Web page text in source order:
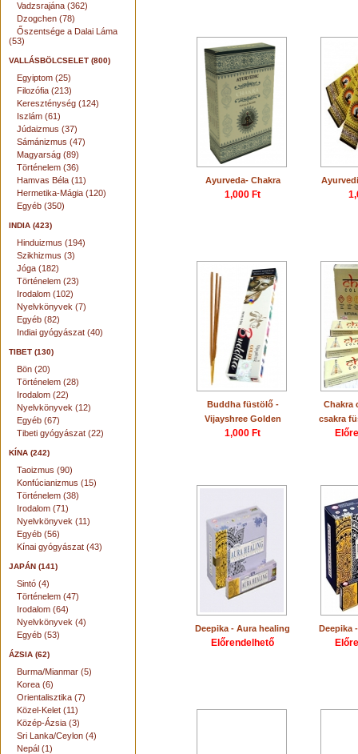
Vadzsrajána (362)
Dzogchen (78)
Őszentsége a Dalai Láma
(53)
VALLÁSBÖLCSELET (800)
Egyiptom (25)
Filozófia (213)
Kereszténység (124)
Iszlám (61)
Júdaizmus (37)
Sámánizmus (47)
Magyarság (89)
Történelem (36)
Hamvas Béla (11)
Hermetika-Mágia (120)
Egyéb (350)
INDIA (423)
Hinduizmus (194)
Szikhizmus (3)
Jóga (182)
Történelem (23)
Irodalom (102)
Nyelvkönyvek (7)
Egyéb (82)
Indiai gyógyászat (40)
TIBET (130)
Bön (20)
Történelem (28)
Irodalom (22)
Nyelvkönyvek (12)
Egyéb (67)
Tibeti gyógyászat (22)
KÍNA (242)
Taoizmus (90)
Konfúcianizmus (15)
Történelem (38)
Irodalom (71)
Nyelvkönyvek (11)
Egyéb (56)
Kínai gyógyászat (43)
JAPÁN (141)
Sintó (4)
Történelem (47)
Irodalom (64)
Nyelvkönyvek (4)
Egyéb (53)
ÁZSIA (62)
Burma/Mianmar (5)
Korea (6)
Orientalisztika (7)
Közel-Kelet (11)
Közép-Ázsia (3)
Sri Lanka/Ceylon (4)
Nepál (1)
Ayurveda- Chakra
1,000 Ft
Buddha füstölő -
Vijayshree Golden
1,000 Ft
Chakra
csakra
Deepika - Aura healing
Előrendelhető
Deepika